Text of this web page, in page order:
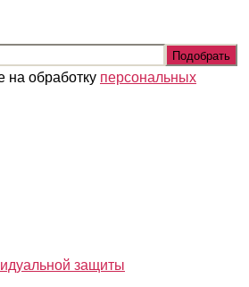
на обработку персональных
защиты